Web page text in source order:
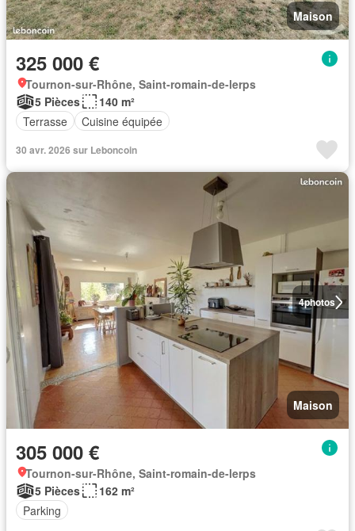
Maison
325 000 €
Tournon-sur-Rhône, Saint-romain-de-lerps
5 Pièces
140 m²
Terrasse
Cuisine équipée
30 avr. 2026 sur Leboncoin
4photos
Maison
305 000 €
Tournon-sur-Rhône, Saint-romain-de-lerps
5 Pièces
162 m²
Parking